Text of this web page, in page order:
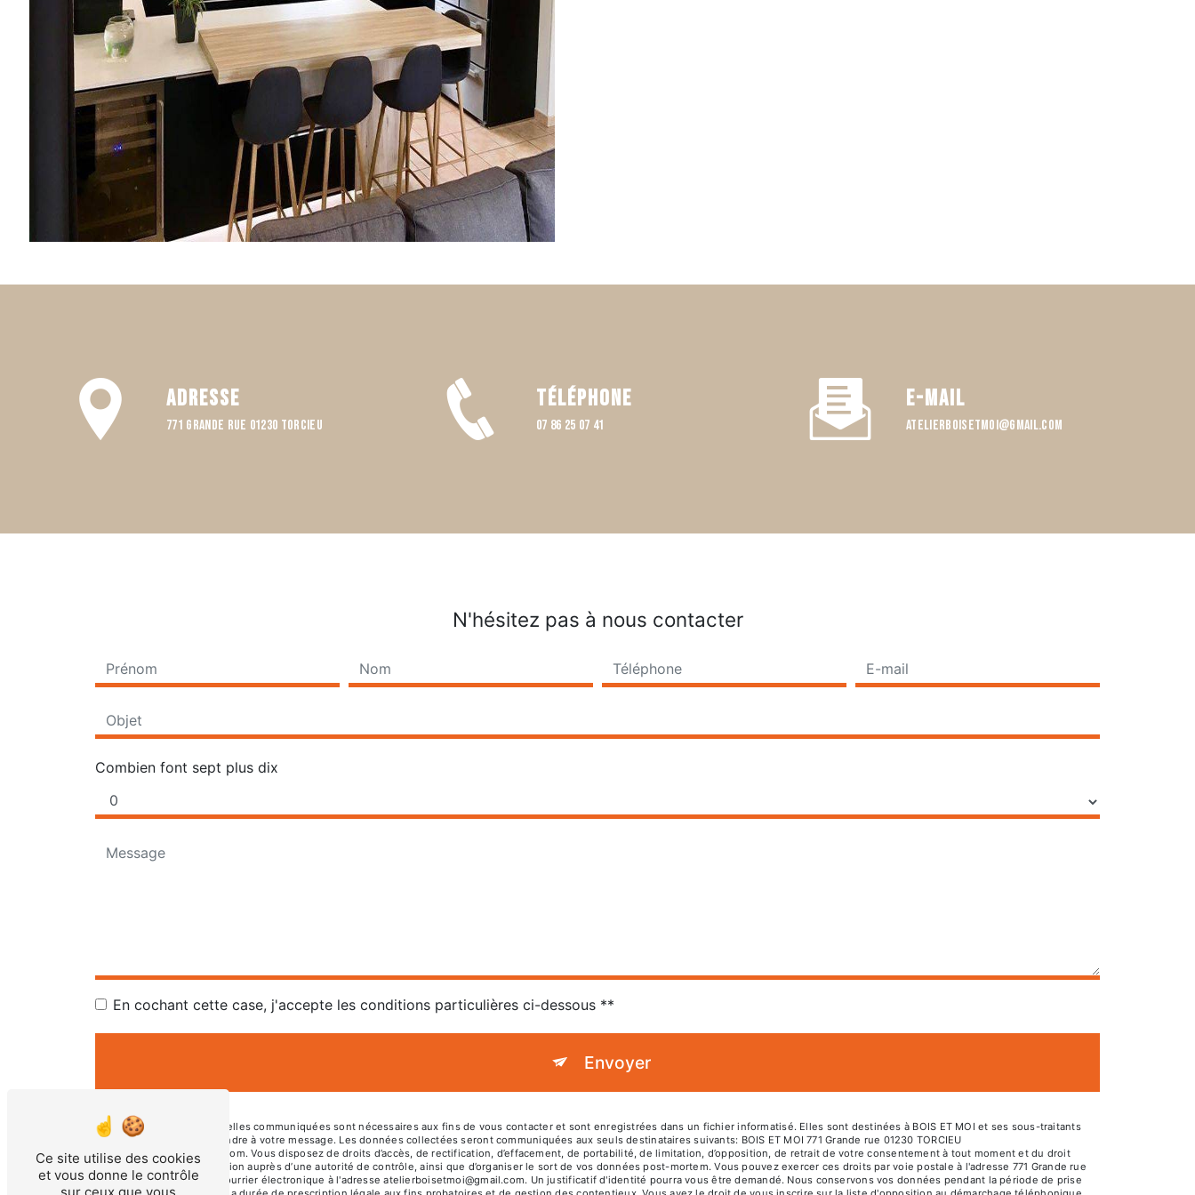
Adresse
771 Grande rue 01230 TORCIEU
Téléphone
07 86 25 07 41
E-mail
atelierboisetmoi@gmail.com
N'hésitez pas à nous contacter
Combien font sept plus dix
En cochant cette case, j'accepte les conditions particulières ci-dessous **
Envoyer
** Les données personnelles communiquées sont nécessaires aux fins de vous contacter et sont enregistrées dans un fichier informatisé. Elles sont destinées à BOIS ET MOI et ses sous-traitants
dans le seul but de répondre à votre message. Les données collectées seront communiquées aux seuls destinataires suivants: BOIS ET MOI 771 Grande rue 01230 TORCIEU
atelierboisetmoi@gmail.com. Vous disposez de droits d’accès, de rectification, d’effacement, de portabilité, de limitation, d’opposition, de retrait de votre consentement à tout moment et du droit
d’introduire une réclamation auprès d’une autorité de contrôle, ainsi que d’organiser le sort de vos données post-mortem. Vous pouvez exercer ces droits par voie postale à l'adresse 771 Grande rue
01230 TORCIEU ou par courrier électronique à l'adresse atelierboisetmoi@gmail.com. Un justificatif d'identité pourra vous être demandé. Nous conservons vos données pendant la période de prise
Ce site utilise des cookies
et vous donne le contrôle